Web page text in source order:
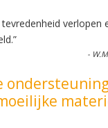
verlopen
”
-